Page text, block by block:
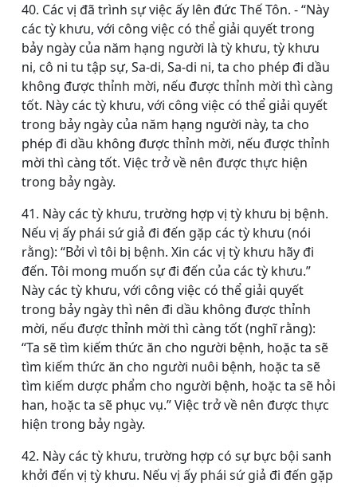
40. Các vị đã trình sự việc ấy lên đức Thế Tôn. - “Này
các tỳ khưu, với công việc có thể giải quyết trong
bảy ngày của năm hạng người là tỳ khưu, tỳ khưu
ni, cô ni tu tập sự, Sa-di, Sa-di ni, ta cho phép đi dầu
không được thỉnh mời, nếu được thỉnh mời thì càng
tốt. Này các tỳ khưu, với công việc có thể giải quyết
trong bảy ngày của năm hạng người này, ta cho
phép đi dầu không được thỉnh mời, nếu được thỉnh
mời thì càng tốt. Việc trở về nên được thực hiện
trong bảy ngày.
41. Này các tỳ khưu, trường hợp vị tỳ khưu bị bệnh.
Nếu vị ấy phái sứ giả đi đến gặp các tỳ khưu (nói
rằng): “Bởi vì tôi bị bệnh. Xin các vị tỳ khưu hãy đi
đến. Tôi mong muốn sự đi đến của các tỳ khưu.”
Này các tỳ khưu, với công việc có thể giải quyết
trong bảy ngày thì nên đi dầu không được thỉnh
mời, nếu được thỉnh mời thì càng tốt (nghĩ rằng):
“Ta sẽ tìm kiếm thức ăn cho người bệnh, hoặc ta sẽ
tìm kiếm thức ăn cho người nuôi bệnh, hoặc ta sẽ
tìm kiếm dược phẩm cho người bệnh, hoặc ta sẽ hỏi
han, hoặc ta sẽ phục vụ.” Việc trở về nên được thực
hiện trong bảy ngày.
42. Này các tỳ khưu, trường hợp có sự bực bội sanh
khởi đến vị tỳ khưu. Nếu vị ấy phái sứ giả đi đến gặp